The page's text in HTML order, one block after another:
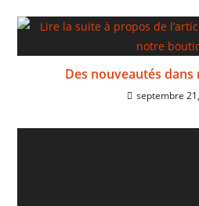
Des nouveautés
septembre